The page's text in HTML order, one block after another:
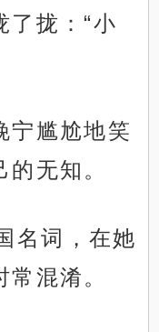
了拢：“小
宁尴尬地笑
无知。
名词，在她
混淆。